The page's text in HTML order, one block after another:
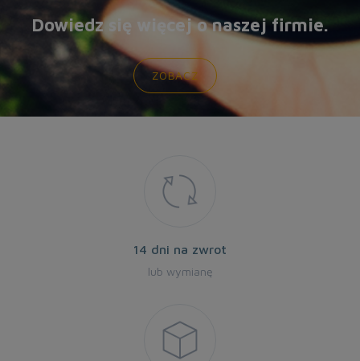
Dowiedz się więcej o naszej firmie.
ZOBACZ
14 dni na zwrot
lub wymianę